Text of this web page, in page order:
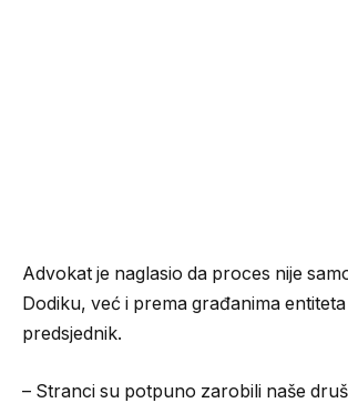
Advokat je naglasio da proces nije
Dodiku, već i prema građanima
predsjednik.
– Stranci su potpuno zarobili naše